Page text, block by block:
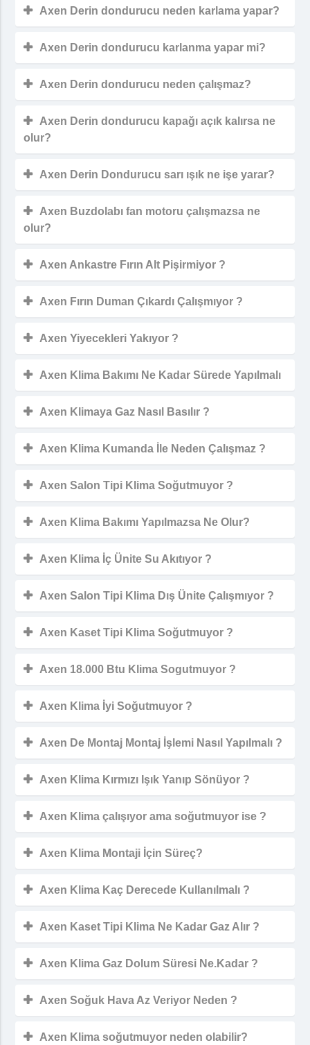
Axen Derin dondurucu neden karlama yapar?
Axen Derin dondurucu karlanma yapar mi?
Axen Derin dondurucu neden çalışmaz?
Axen Derin dondurucu kapağı açık kalırsa ne
olur?
Axen Derin Dondurucu sarı ışık ne işe yarar?
Axen Buzdolabı fan motoru çalışmazsa ne
olur?
Axen Ankastre Fırın Alt Pişirmiyor ?
Axen Fırın Duman Çıkardı Çalışmıyor ?
Axen Yiyecekleri Yakıyor ?
Axen Klima Bakımı Ne Kadar Sürede Yapılmalı
Axen Klimaya Gaz Nasıl Basılır ?
Axen Klima Kumanda İle Neden Çalışmaz ?
Axen Salon Tipi Klima Soğutmuyor ?
Axen Klima Bakımı Yapılmazsa Ne Olur?
Axen Klima İç Ünite Su Akıtıyor ?
Axen Salon Tipi Klima Dış Ünite Çalışmıyor ?
Axen Kaset Tipi Klima Soğutmuyor ?
Axen 18.000 Btu Klima Sogutmuyor ?
Axen Klima İyi Soğutmuyor ?
Axen De Montaj Montaj İşlemi Nasıl Yapılmalı ?
Axen Klima Kırmızı Işık Yanıp Sönüyor ?
Axen Klima çalışıyor ama soğutmuyor ise ?
Axen Klima Montaji İçin Süreç?
Axen Klima Kaç Derecede Kullanılmalı ?
Axen Kaset Tipi Klima Ne Kadar Gaz Alır ?
Axen Klima Gaz Dolum Süresi Ne.Kadar ?
Axen Soğuk Hava Az Veriyor Neden ?
Axen Klima soğutmuyor neden olabilir?